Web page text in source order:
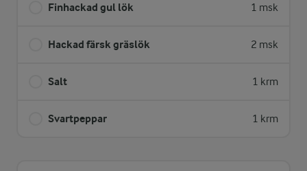
Finhackad gul lök 1 msk
Hackad färsk gräslök 2 msk
Salt 1 krm
Svartpeppar 1 krm